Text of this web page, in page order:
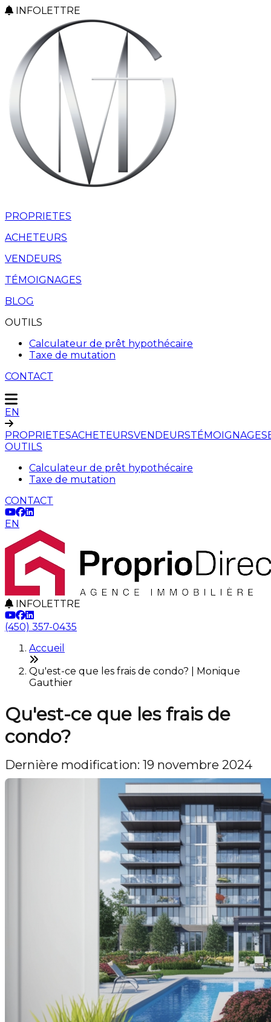
INFOLETTRE
PROPRIETES
ACHETEURS
VENDEURS
TÉMOIGNAGES
BLOG
OUTILS
Calculateur de prêt hypothécaire
Taxe de mutation
CONTACT
EN
PROPRIETESACHETEURSVENDEURSTÉMOIGNAGES
OUTILS
Calculateur de prêt hypothécaire
Taxe de mutation
CONTACT
EN
INFOLETTRE
(450) 357-0435
Accueil
Qu'est-ce que les frais de condo? | Monique
Gauthier
Qu'est-ce que les frais de
condo?
Dernière modification: 19 novembre 2024